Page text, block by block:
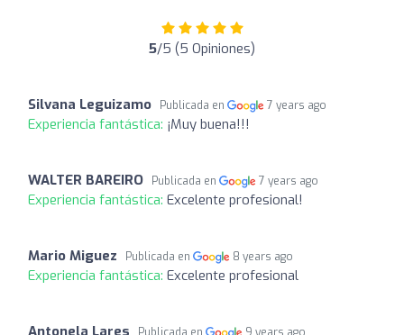
5/5 (5 Opiniones)
Silvana Leguizamo Publicada en 7 years ago
Experiencia fantástica: ¡Muy buena!!!
WALTER BAREIRO Publicada en 7 years ago
Experiencia fantástica: Excelente profesional!
Mario Miguez Publicada en 8 years ago
Experiencia fantástica: Excelente profesional
Antonela Lares Publicada en 9 years ago